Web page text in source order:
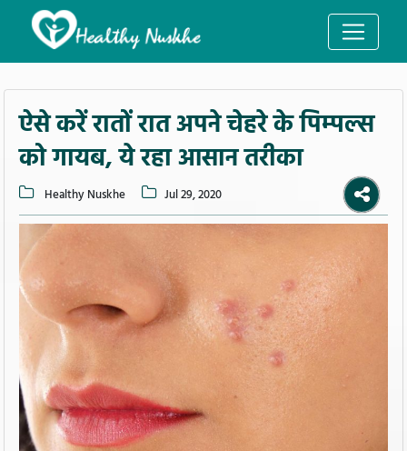
ऐसे करें रातों रात अपने चेहरे के पिम्पल्स
को गायब, ये रहा आसान तरीका
Healthy Nuskhe Jul 29, 2020